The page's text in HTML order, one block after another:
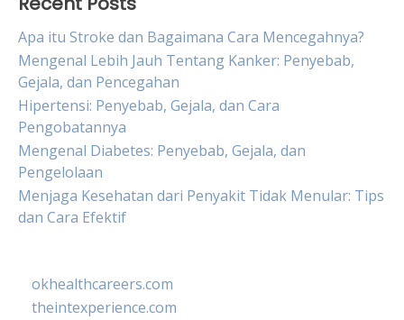
Apa itu Stroke dan Bagaimana Cara Mencegahnya?
Mengenal Lebih Jauh Tentang Kanker: Penyebab,
Gejala, dan Pencegahan
Hipertensi: Penyebab, Gejala, dan Cara
Pengobatannya
Mengenal Diabetes: Penyebab, Gejala, dan
Pengelolaan
Menjaga Kesehatan dari Penyakit Tidak Menular: Tips
dan Cara Efektif
okhealthcareers.com
theintexperience.com